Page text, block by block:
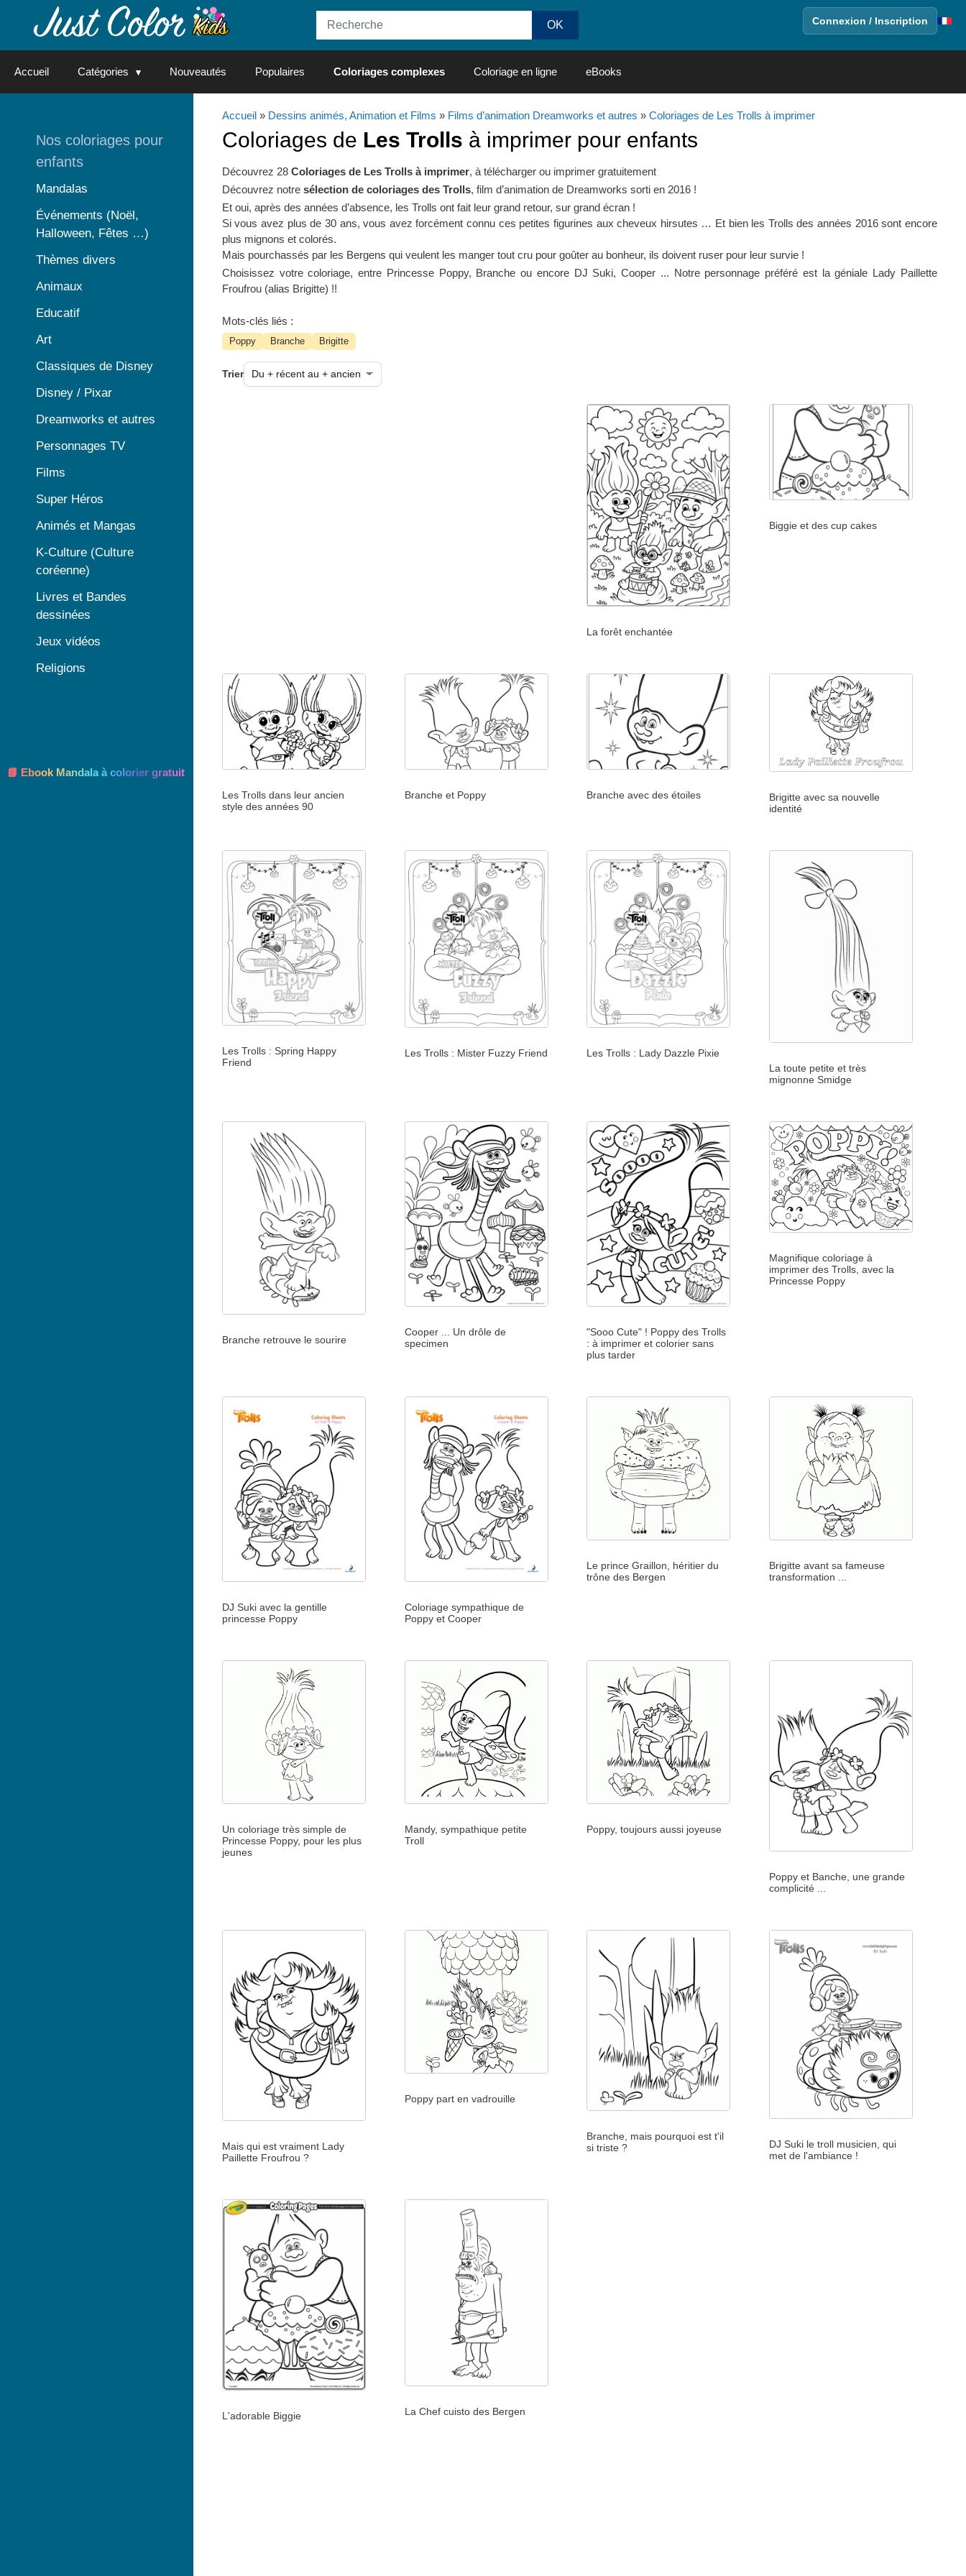
Connexion / Inscription
Accueil Catégories Nouveautés Populaires Coloriages complexes Coloriage en ligne eBooks
Accueil» Dessins animés, Animation et Films » Films d’animation Dreamworks et autres » Coloriages de Les Trolls à imprimer
Coloriages de Les Trolls à imprimer pour enfants
Découvrez 28 Coloriages de Les Trolls à imprimer, à télécharger ou imprimer gratuitement
Découvrez notre sélection de coloriages des Trolls, film d’animation de Dreamworks sorti en 2016 !
Et oui, après des années d’absence, les Trolls ont fait leur grand retour, sur grand écran !
Si vous avez plus de 30 ans, vous avez forcément connu ces petites figurines aux cheveux hirsutes … Et bien les Trolls des années 2016 sont encore
plus mignons et colorés.
Mais pourchassés par les Bergens qui veulent les manger tout cru pour goûter au bonheur, ils doivent ruser pour leur survie !
Choisissez votre coloriage, entre Princesse Poppy, Branche ou encore DJ Suki, Cooper ... Notre personnage préféré est la géniale Lady Paillette
Froufrou (alias Brigitte) !!
Mots-clés liés :
Poppy Branche Brigitte
Trier
La forêt enchantée
Biggie et des cup cakes
Les Trolls dans leur ancien
style des années 90
Branche et Poppy Branche avec des étoiles
Brigitte avec sa nouvelle
identité
Les Trolls : Spring Happy
Friend
Les Trolls : Mister Fuzzy Friend
Les Trolls : Lady Dazzle Pixie
La toute petite et très
mignonne Smidge
Branche retrouve le sourire
Cooper ... Un drôle de
specimen
"Sooo Cute" ! Poppy des Trolls
: à imprimer et colorier sans
plus tarder
Magnifique coloriage à
imprimer des Trolls, avec la
Princesse Poppy
DJ Suki avec la gentille
princesse Poppy
Coloriage sympathique de
Poppy et Cooper
Le prince Graillon, héritier du
trône des Bergen
Brigitte avant sa fameuse
transformation ...
Un coloriage très simple de
Princesse Poppy, pour les plus
jeunes
Mandy, sympathique petite
Troll
Poppy, toujours aussi joyeuse
Poppy et Banche, une grande
complicité ...
Mais qui est vraiment Lady
Paillette Froufrou ?
Poppy part en vadrouille
Branche, mais pourquoi est t'il
si triste ?
DJ Suki le troll musicien, qui
met de l'ambiance !
L'adorable Biggie La Chef cuisto des Bergen
Nos coloriages pour
enfants
Mandalas
Événements (Noël,
Halloween, Fêtes …)
Thèmes divers
Animaux
Educatif
Art
Classiques de Disney
Disney / Pixar
Dreamworks et autres
Personnages TV
Films
Super Héros
Animés et Mangas
K-Culture (Culture
coréenne)
Livres et Bandes
dessinées
Jeux vidéos
Religions
📘 Ebook Mandala à colorier gratuit